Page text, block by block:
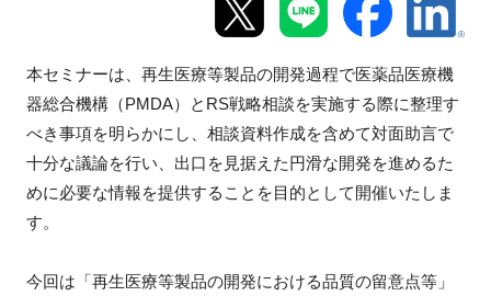
イベント
プログラム
インタビュー・コラム
本セミナーは、再生医療等製品の開発過程で医薬品医療機
器総合機構（PMDA）と RS戦略相談を実施する際に整理す
べき事項を明らかにし、相談資料作成を含めて対面助言で
十分な議論を行い、出口を見据えた円滑な開発を進めるた
めに必要な情報を提供することを目的として開催いたしま
す。
今回は「再生医療等製品の開発における品質の留意点等」